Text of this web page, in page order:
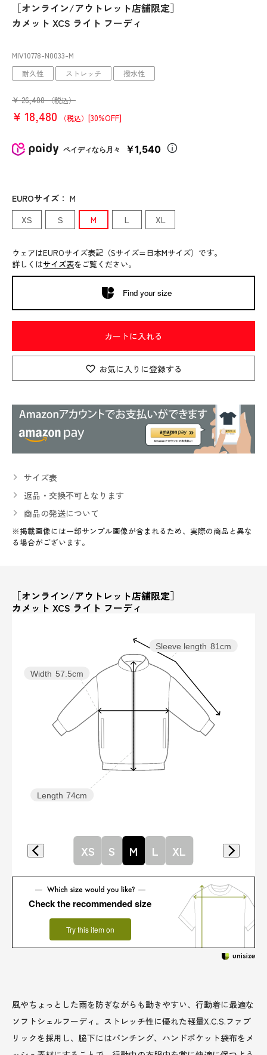
［オンライン/アウトレット店舗限定］
カメット XCS ライト フーディ
MIV10778-N0033-M
耐久性 ストレッチ 撥水性
¥ 26,400 （税込）
¥ 18,480 （税込） [30%OFF]
ペイディなら月々 ￥1,540
EUROサイズ ： M
XS
S M L XL
ウェアはEUROサイズ表記（Sサイズ=日本Mサイズ）です。
詳しくはサイズ表をご覧ください。
Find your size
カートに入れる
お気に入りに登録する
サイズ表
返品・交換不可となります
商品の発送について
※掲載画像には一部サンプル画像が含まれるため、実際の商品と異な
る場合がございます。
［オンライン/アウトレット店舗限定］
カメット XCS ライト フーディ
Sleeve length 81cm
Length 74cm
Width 57.5cm
XS S M L XL
Check the recommended size
Try this item on
風やちょっとした雨を防ぎながらも動きやすい、行動着に最適な
ソフトシェルフーディ。ストレッチ性に優れた軽量X.C.S.ファブ
リックを採用し、脇下にはパンチング、ハンドポケット袋布をメ